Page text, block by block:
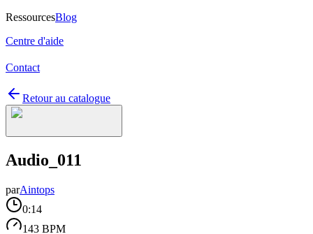
RessourcesBlog
Centre d'aide
Contact
Retour au catalogue
Audio_011
parAintops
0:14
143 BPM